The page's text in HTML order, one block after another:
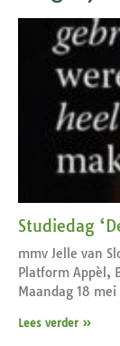
Studiedag
mmv Jelle van
Platform Appèl,
Maandag 18
Lees verder »